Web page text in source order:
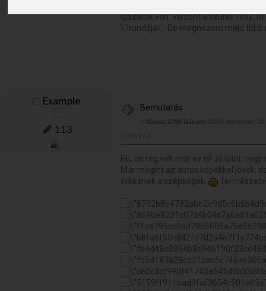
Igazatok van. Viszont a szürke rész,
\"bundája\". De megnézem majd több
Example.
113
Bemutatás
« Válasz #796 Dátum: 2019. december
21:20:17 »
Hú, de rég volt már ez is! Jó látni,
Már megint az autós képekkel jövök,
érkeznek a szépségek.